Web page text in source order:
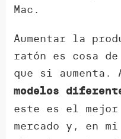
Mac.
Aumentar la
ratón es cosa
que si aumenta.
modelos
este es el
mercado y, en